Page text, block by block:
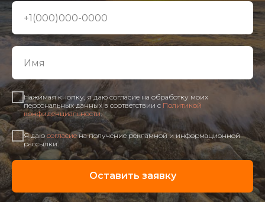
Нажимая кнопку, я даю согласие на обработку моих
персональных данных в соответствии с Политикой
конфиденциальности.
Я даюсогласиена получение рекламной и информационной
рассылки.
Оставить заявку